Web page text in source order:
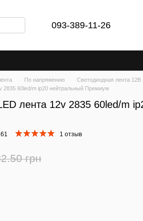
093-389-11-26
По напряжению
Светодиодная лента 12В
2835 60led/m ip20 нейтральный Премиум
лента 12v 2835 60led/m
1 отзыв
грн